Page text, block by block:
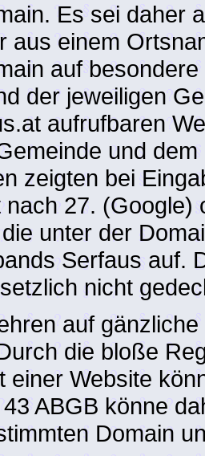
Es sei daher
aus einem
auf
der jeweiligen
aufrufbaren
und
zeigten bei
27.
unter der
Serfaus auf.
nicht
auf
die bloße
einer Website
ABGB könne
Domain